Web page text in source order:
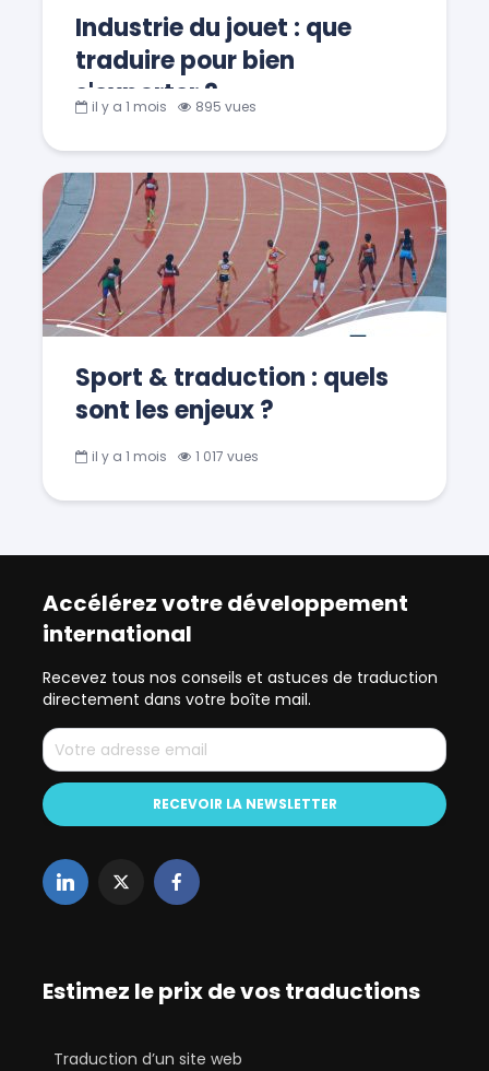
Industrie du jouet : que
traduire pour bien
s'exporter ?
il y a 1 mois 895 vues
Sport & traduction : quels
sont les enjeux ?
il y a 1 mois 1 017 vues
Accélérez votre développement
international
Recevez tous nos conseils et astuces de traduction
directement dans votre boîte mail.
Estimez le prix de vos traductions
Traduction d’un site web